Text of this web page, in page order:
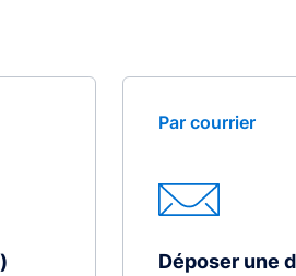
Par courrier
Déposer une